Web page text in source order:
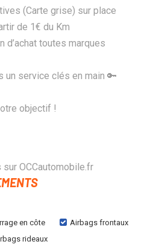
(Carte grise) sur place
de 1€ du Km
d’achat toutes marques
un service clés en main 🔑
objectif !
OCCautomobile.fr
en côte
Airbags frontaux
rideaux